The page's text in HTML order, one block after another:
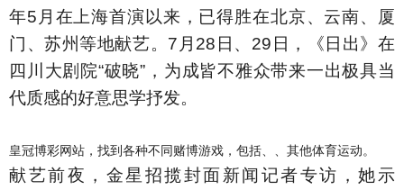
年5月在上海首演以来，已得胜在北京、云南、厦
门、苏州等地献艺。7月28日、29日，《日出》在
四川大剧院“破晓”，为成皆不雅众带来一出极具当
代质感的好意思学抒发。
皇冠博彩网站，找到各种不同赌博游戏，包括、、其他体育运动。
献艺前夜，金星招揽封面新闻记者专访，她示